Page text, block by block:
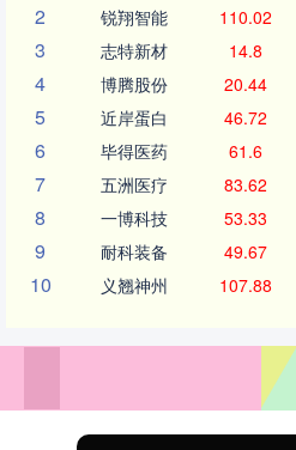
2 锐翔智能 110.02
3 志特新材 14.8
4 博腾股份 20.44
5 近岸蛋白 46.72
6 毕得医药 61.6
7 五洲医疗 83.62
8 一博科技 53.33
9 耐科装备 49.67
10 义翘神州 107.88